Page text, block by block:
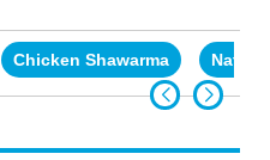
Chicken Shawarma